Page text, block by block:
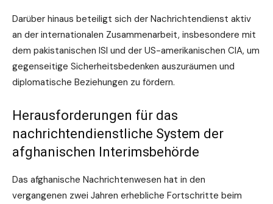
Darüber hinaus beteiligt sich der Nachrichtendienst aktiv
an der internationalen Zusammenarbeit, insbesondere mit
dem pakistanischen ISI und der US-amerikanischen CIA, um
gegenseitige Sicherheitsbedenken auszuräumen und
diplomatische Beziehungen zu fördern.
Herausforderungen für das
nachrichtendienstliche System der
afghanischen Interimsbehörde
Das afghanische Nachrichtenwesen hat in den
vergangenen zwei Jahren erhebliche Fortschritte beim